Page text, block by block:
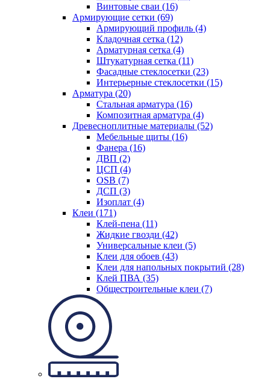
Винтовые сваи (16)
Армирующие сетки (69)
Армирующий профиль (4)
Кладочная сетка (12)
Арматурная сетка (4)
Штукатурная сетка (11)
Фасадные стеклосетки (23)
Интерьерные стеклосетки (15)
Арматура (20)
Стальная арматура (16)
Композитная арматура (4)
Древесноплитные материалы (52)
Мебельные щиты (16)
Фанера (16)
ДВП (2)
ЦСП (4)
OSB (7)
ДСП (3)
Изоплат (4)
Клеи (171)
Клей-пена (11)
Жидкие гвозди (42)
Универсальные клеи (5)
Клеи для обоев (43)
Клеи для напольных покрытий (28)
Клей ПВА (35)
Общестроительные клеи (7)